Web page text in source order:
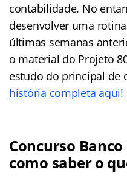
contabilidade. No
desenvolver uma
últimas semanas
o material do Projeto
estudo do principal de
história completa aqui!
Concurso
como saber o